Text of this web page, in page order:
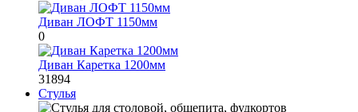
Диван ЛОФТ 1150мм
0
Диван Каретка 1200мм
31894
Стулья